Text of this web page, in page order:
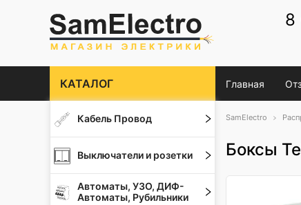
8
КАТАЛОГ Главная
Кабель Провод
Выключатели и розетки
Автоматы, УЗО, ДИФ-
Автоматы, Рубильники
SamElectro
Боксы